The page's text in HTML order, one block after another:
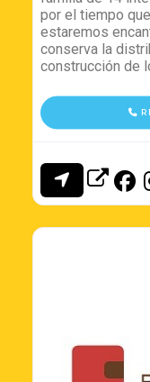
por el tiempo
estaremos
conserva la
construcción de